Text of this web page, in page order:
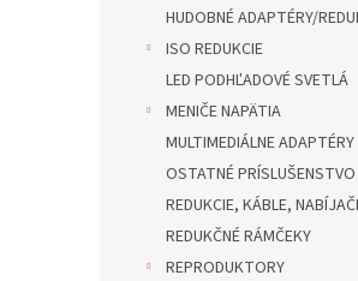
HUDOBNÉ ADAPTÉRY/
ISO REDUKCIE
LED PODHĽADOVÉ SVETLÁ
MENIČE NAPÄTIA
MULTIMEDIÁLNE ADAPTÉRY
OSTATNÉ PRÍSLUŠENSTVO
REDUKCIE, KÁBLE,
REDUKČNÉ RÁMČEKY
REPRODUKTORY